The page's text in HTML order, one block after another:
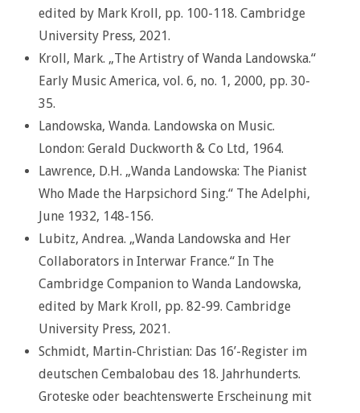
edited by Mark Kroll, pp. 100-118. Cambridge
University Press, 2021.
Kroll, Mark. „The Artistry of Wanda Landowska.“
Early Music America, vol. 6, no. 1, 2000, pp. 30-
35.
Landowska, Wanda. Landowska on Music.
London: Gerald Duckworth & Co Ltd, 1964.
Lawrence, D.H. „Wanda Landowska: The Pianist
Who Made the Harpsichord Sing.“ The Adelphi,
June 1932, 148-156.
Lubitz, Andrea. „Wanda Landowska and Her
Collaborators in Interwar France.“ In The
Cambridge Companion to Wanda Landowska,
edited by Mark Kroll, pp. 82-99. Cambridge
University Press, 2021.
Schmidt, Martin-Christian: Das 16’-Register im
deutschen Cembalobau des 18. Jahrhunderts.
Groteske oder beachtenswerte Erscheinung mit